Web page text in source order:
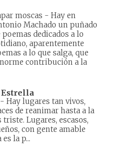
moscas - Hay en
Machado un puñado
poemas dedicados a lo
aparentemente
a lo que salga, que
contribución a la
Estrella
- Hay lugares tan vivos,
de reanimar hasta a la
Lugares, escasos,
con gente amable
la p...